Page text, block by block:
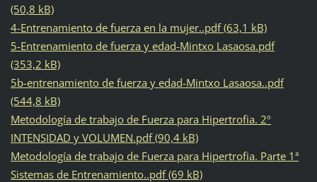
(50,8 kB)
4-Entrenamiento de fuerza en la mujer..pdf (63,1 kB)
5-Entrenamiento de fuerza y edad-Mintxo Lasaosa.pdf
(353,2 kB)
5b-entrenamiento de fuerza y edad-Mintxo Lasaosa..pdf
(544,8 kB)
Metodología de trabajo de Fuerza para Hipertrofia. 2º
INTENSIDAD y VOLUMEN.pdf (90,4 kB)
Metodología de trabajo de Fuerza para Hipertrofia. Parte 1ª
Sistemas de Entrenamiento..pdf (69 kB)